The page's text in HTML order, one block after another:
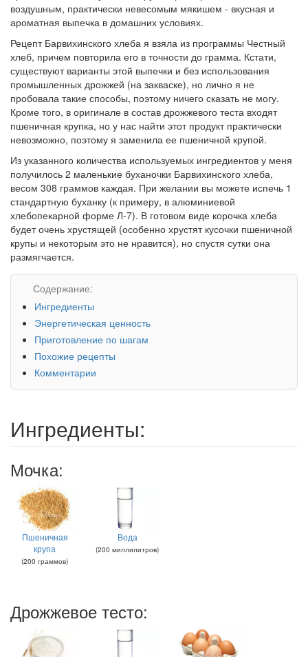
воздушным, практически невесомым мякишем - вкусная и
ароматная выпечка в домашних условиях.
Рецепт Барвихинского хлеба я взяла из программы Честный
хлеб, причем повторила его в точности до грамма. Кстати,
существуют варианты этой выпечки и без использования
промышленных дрожжей (на закваске), но лично я не
пробовала такие способы, поэтому ничего сказать не могу.
Кроме того, в оригинале в состав дрожжевого теста входят
пшеничная крупка, но у нас найти этот продукт практически
невозможно, поэтому я заменила ее пшеничной крупой.
Из указанного количества используемых ингредиентов у меня
получилось 2 маленькие буханочки Барвихинского хлеба,
весом 308 граммов каждая. При желании вы можете испечь 1
стандартную буханку (к примеру, в алюминиевой
хлебопекарной форме Л-7). В готовом виде корочка хлеба
будет очень хрустящей (особенно хрустят кусочки пшеничной
крупы и некоторым это не нравится), но спустя сутки она
размягчается.
Содержание:
Ингредиенты
Энергетическая ценность
Приготовление по шагам
Похожие рецепты
Комментарии
Ингредиенты:
Мочка:
Пшеничная
крупа
(200 граммов)
Вода
(200 миллилитров)
Дрожжевое тесто: